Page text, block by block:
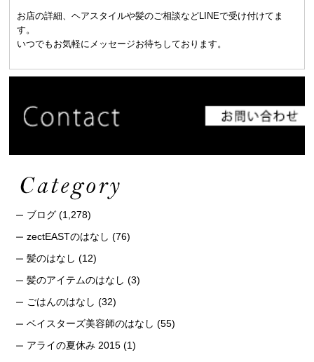
お店の詳細、ヘアスタイルや髪のご相談などLINEで受け付けてま
す。
いつでもお気軽にメッセージお待ちしております。
ブログ (1,278)
zectEASTのはなし (76)
髪のはなし (12)
髪のアイテムのはなし (3)
ごはんのはなし (32)
ベイスターズ美容師のはなし (55)
アライの夏休み 2015 (1)